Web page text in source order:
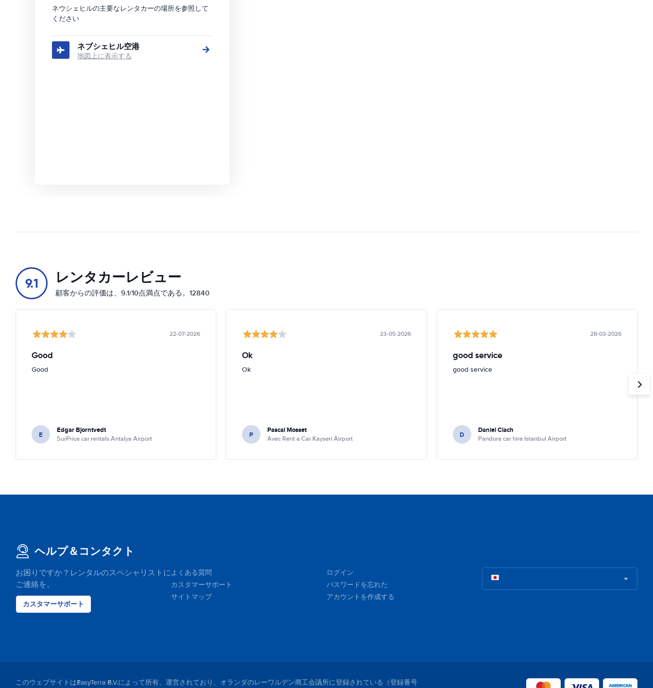
ネウシェヒルの主要なレンタカーの場所を参照して
ください
ネブシェヒル空港
地図上に表示する
9.1 レンタカーレビュー
顧客からの評価は、9.1/10点満点である。12840
22-07-2026
Good
Good
E Edgar Bjorntvedt
SurPrice car rentals Antalya Airport
23-05-2026
Ok
Ok
P Pascal Mosset
Avec Rent a Car Kayseri Airport
28-03-2026
good service
good service
D Daniel Ciach
Pandora car hire Istanbul Airport
ヘルプ＆コンタクト
お困りですか？レンタルのスペシャリストに
ご連絡を。
カスタマーサポート
よくある質問
カスタマーサポート
サイトマップ
ログイン
パスワードを忘れた
アカウントを作成する
このウェブサイトはEasyTerra B.V.によって所有、運営されており、オランダのレーワルデン商工会議所に登録されている（登録番号